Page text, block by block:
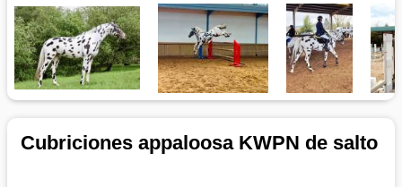
Cubriciones appaloosa KWPN de salto